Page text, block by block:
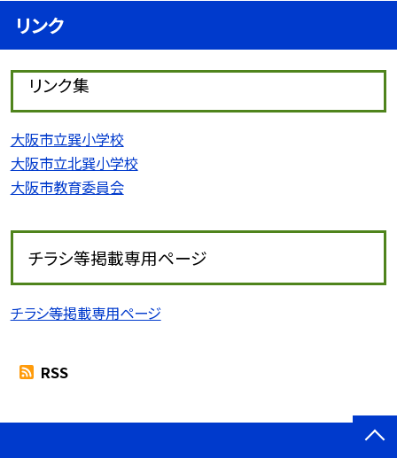
リンク
リンク集
大阪市立巽小学校
大阪市立北巽小学校
大阪市教育委員会
チラシ等掲載専用ページ
チラシ等掲載専用ページ
RSS